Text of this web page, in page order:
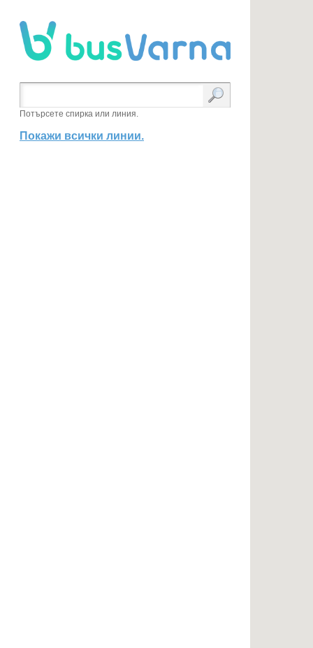
Потърсете спирка или линия.
Покажи всички линии.